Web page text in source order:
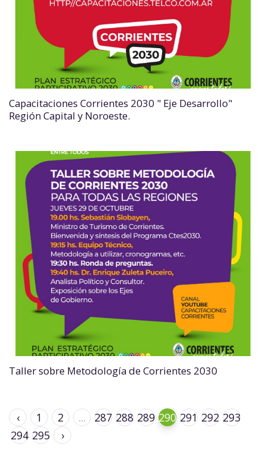
Capacitaciones Corrientes 2030 " Eje Desarrollo"
Región Capital y Noroeste.
Taller sobre Metodología de Corrientes 2030
‹ 1 2 ... 287 288 289 290 291 292 293
294 295 ›